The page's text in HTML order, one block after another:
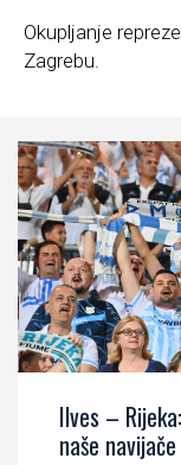
Okupljanje
Zagrebu.
Ilves –
naše navijače